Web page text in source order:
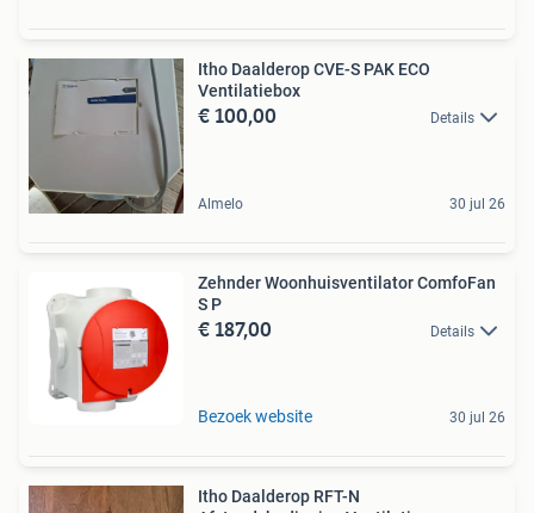
Itho Daalderop CVE-S PAK ECO
Ventilatiebox
€ 100,00 Details
Almelo 30 jul 26
Zehnder Woonhuisventilator ComfoFan
S P
€ 187,00 Details
Bezoek website 30 jul 26
Itho Daalderop RFT-N